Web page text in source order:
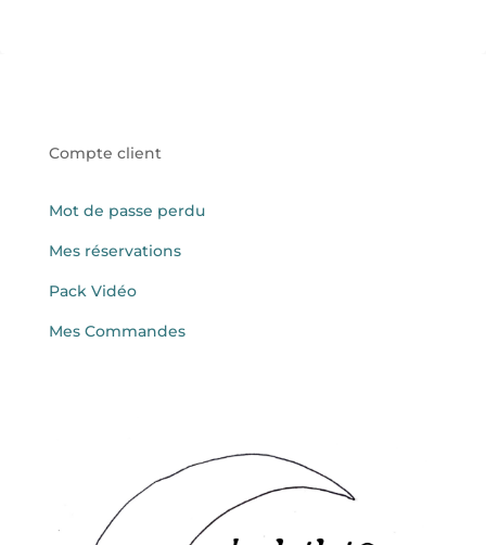
Compte client
Mot de passe perdu
Mes réservations
Pack Vidéo
Mes Commandes